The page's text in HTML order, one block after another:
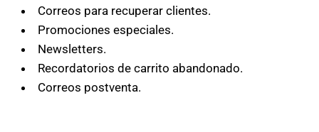
Correos para recuperar clientes.
Promociones especiales.
Newsletters.
Recordatorios de carrito abandonado.
Correos postventa.